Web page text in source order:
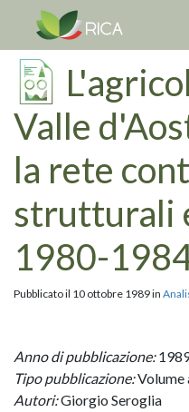
Valle
la rete
strutturali
1980-
Pubblicato il 10 ottobre 1989 in
Anno di pubblicazione:
Tipo pubblicazione:Volume
Autori:Giorgio Seroglia